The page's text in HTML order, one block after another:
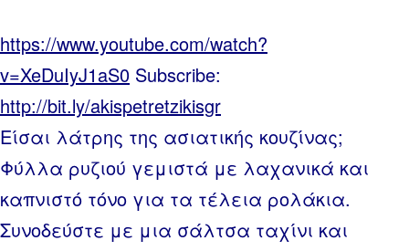
https://www.youtube.com/watch?
v=XeDuIyJ1aS0 Subscribe:
http://bit.ly/akispetretzikisgr
Είσαι λάτρης της ασιατικής κουζίνας;
Φύλλα ρυζιού γεμιστά με λαχανικά και
καπνιστό τόνο για τα τέλεια ρολάκια.
Συνοδεύστε με μια σάλτσα ταχίνι και